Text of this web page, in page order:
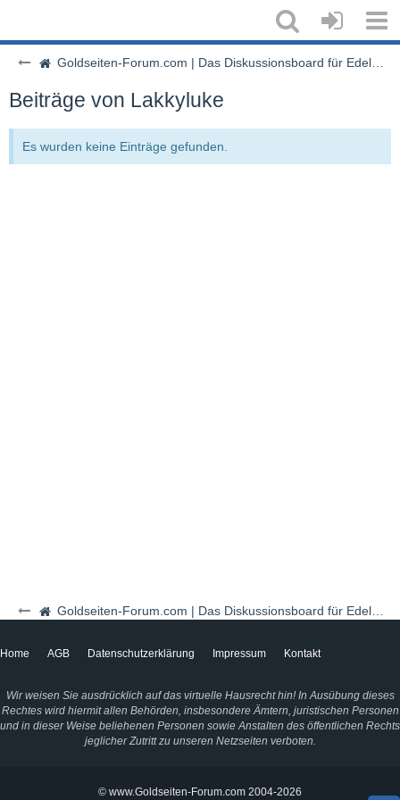
Goldseiten-Forum.com | Das Diskussionsboard für Edelmetalle & Rohstoffe
Goldseiten-Forum.com | Das Diskussionsboard für Edelmetalle & Rohstoffe
Beiträge von Lakkyluke
Es wurden keine Einträge gefunden.
Home AGB Datenschutzerklärung Impressum Kontakt
Wir weisen Sie ausdrücklich auf das virtuelle Hausrecht hin! In Ausübung dieses
Rechtes wird hiermit allen Behörden, insbesondere Ämtern, juristischen Personen
und in dieser Weise beliehenen Personen sowie Anstalten des öffentlichen Rechts
jeglicher Zutritt zu unseren Netzseiten verboten.
© www.Goldseiten-Forum.com 2004-2026